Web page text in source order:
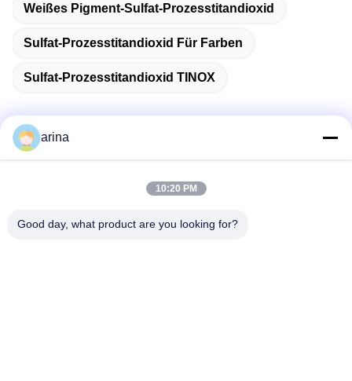
Weißes Pigment-Sulfat-Prozesstitandioxid
Sulfat-Prozesstitandioxid Für Farben
Sulfat-Prozesstitandioxid TINOX
arina
10:20 PM
Good day, what product are you looking for?